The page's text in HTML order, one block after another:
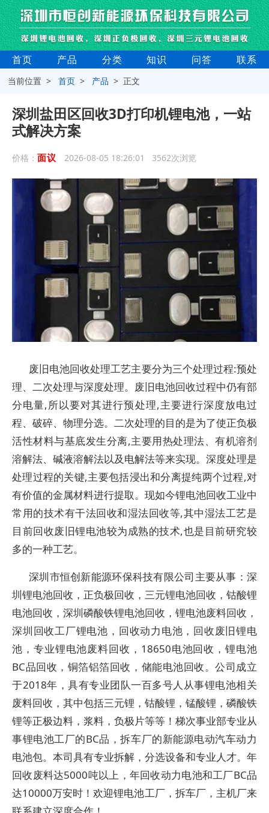
首页 产品 分类 知识 问答 联系
当前位置 >首页 > 产品 > 正文
深圳盐田区回收3D打印机锂电池，一站
式解决方案
价格： 面议 2026-08-05 18:26:01 3562次浏览
废旧电池回收处理工艺主要分为三个处理过程:预处
理、二次处理与深度处理。废旧电池回收过程中仍有部
分电量,所以要对其进行预处理,主要进行深度放电过
程、破碎、物理分选。二次处理的目的是为了使正负极
活性材料与基底发生分离,主要用热处理法、有机溶剂
溶解法、碱液溶解法以及电解法等来实现。深度处理是
处理过程的关键,主要包括浸出和分离提纯两个过程,对
有价值的金属材料进行提取。现如今锂电池回收工业中
常用的技术有干法回收和湿法回收等,其中湿法工艺是
目前回收废旧锂电池较为成熟的技术,也是目前研究较
多的一种工艺。
深圳市恒创新能源环保科技有限公司主要从事：深
圳锂电池回收，正负极回收，三元锂电池回收，钴酸锂
电池回收，深圳磷酸铁锂电池回收，锂电池废料回收，
深圳回收工厂锂电池，回收动力电池，回收废旧锂电
池，专业锂电池废料回收，18650电池回收，锂电池
BC品回收，铜箔铝箔回收，储能电池回收。公司成立
于2018年，具有专业团队一百多号人从事锂电池相关
废料回收，其中包括三元锂，钴酸锂，锰酸锂，磷酸铁
锂等正极边料，浆料，负极片等等！梯次事业部专业从
事锂电池工厂的BC品，拆车厂的新能源电动汽车动力
电池包。本司具有专业拆解，分选设备和专业人才。年
回收废料达5000吨以上，年回收动力电池和工厂BC品
达10000万安时！欢迎锂电池工厂，拆车厂，主机厂来